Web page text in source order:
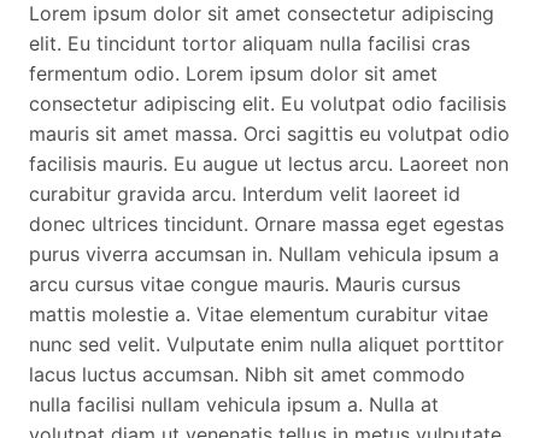
Lorem ipsum dolor sit amet consectetur adipiscing
elit. Eu tincidunt tortor aliquam nulla facilisi cras
fermentum odio. Lorem ipsum dolor sit amet
consectetur adipiscing elit. Eu volutpat odio facilisis
mauris sit amet massa. Orci sagittis eu volutpat odio
facilisis mauris. Eu augue ut lectus arcu. Laoreet non
curabitur gravida arcu. Interdum velit laoreet id
donec ultrices tincidunt. Ornare massa eget egestas
purus viverra accumsan in. Nullam vehicula ipsum a
arcu cursus vitae congue mauris. Mauris cursus
mattis molestie a. Vitae elementum curabitur vitae
nunc sed velit. Vulputate enim nulla aliquet porttitor
lacus luctus accumsan. Nibh sit amet commodo
nulla facilisi nullam vehicula ipsum a. Nulla at